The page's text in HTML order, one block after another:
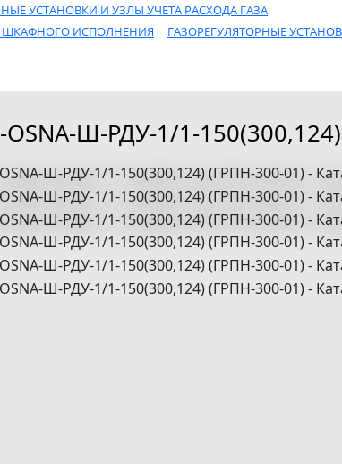
УСТАНОВКИ И УЗЛЫ УЧЕТА РАСХОДА ГАЗА
ШКАФНОГО ИСПОЛНЕНИЯ
ГАЗОРЕГУЛЯТОРНЫЕ
OSNA-Ш-РДУ-1/1-